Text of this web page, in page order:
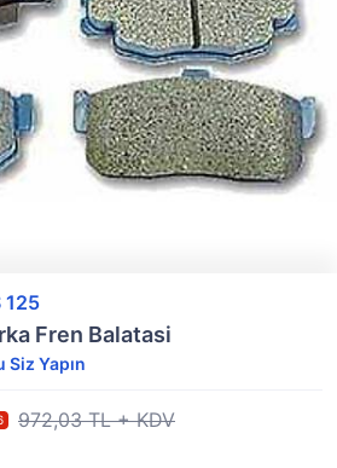
125
Fren Balatasi
Siz Yapın
972,03 TL + KDV